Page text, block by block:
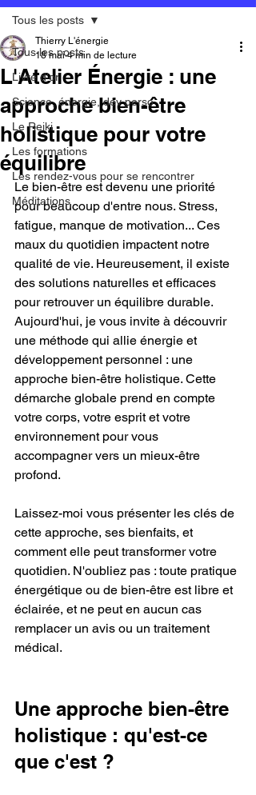
Tous les posts
Livre d'or
Science, énergie, dév perso
Le Reiki
Les formations
Les rendez-vous pour se rencontrer
Méditations
Tous les posts
L'Atelier Énergie : une
approche bien-être
holistique pour votre
équilibre
Thierry L'énergie
18 mai 4 min de lecture
Le bien-être est devenu une priorité
pour beaucoup d'entre nous. Stress,
fatigue, manque de motivation... Ces
maux du quotidien impactent notre
qualité de vie. Heureusement, il existe
des solutions naturelles et efficaces
pour retrouver un équilibre durable.
Aujourd'hui, je vous invite à découvrir
une méthode qui allie énergie et
développement personnel : une
approche bien-être holistique. Cette
démarche globale prend en compte
votre corps, votre esprit et votre
environnement pour vous
accompagner vers un mieux-être
profond.
Laissez-moi vous présenter les clés de
cette approche, ses bienfaits, et
comment elle peut transformer votre
quotidien. N'oubliez pas : toute pratique
énergétique ou de bien-être est libre et
éclairée, et ne peut en aucun cas
remplacer un avis ou un traitement
médical.
Une approche bien-être
holistique : qu'est-ce
que c'est ?